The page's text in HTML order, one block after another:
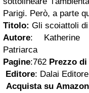
Parigi. Però, a parte
Titolo: Gli scoiattoli
Autore: Katherine
Patriarca
Pagine:762 Prezzo
Editore: Dalai Editore
Acquista su Amazon